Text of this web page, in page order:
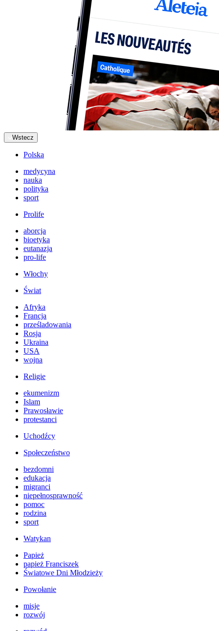
Wstecz
Polska
medycyna
nauka
polityka
sport
Prolife
aborcja
bioetyka
eutanazja
pro-life
Włochy
Świat
Afryka
Francja
prześladowania
Rosja
Ukraina
USA
wojna
Religie
ekumenizm
Islam
Prawosławie
protestanci
Uchodźcy
Społeczeństwo
bezdomni
edukacja
migranci
niepełnosprawność
pomoc
rodzina
sport
Watykan
Papież
papież Franciszek
Światowe Dni Młodzieży
Powołanie
misje
rozwój